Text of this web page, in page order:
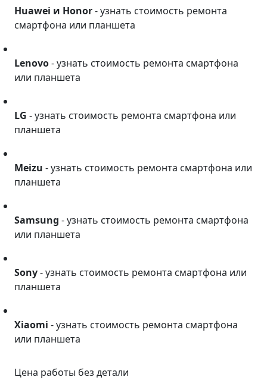
Huawei и Honor- узнать стоимость ремонта
смартфона или планшета
Lenovo- узнать стоимость ремонта смартфона
или планшета
LG - узнать стоимость ремонта смартфона или
планшета
Meizu - узнать стоимость ремонта смартфона или
планшета
Samsung - узнать стоимость ремонта смартфона
или планшета
Sony- узнать стоимость ремонта смартфона или
планшета
Xiaomi - узнать стоимость ремонта смартфона
или планшета
Цена работы без детали